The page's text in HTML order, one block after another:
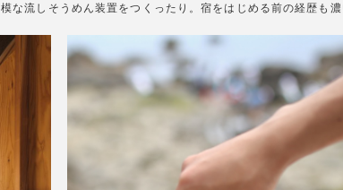
な流しそうめん装置をつくったり。宿をはじめる前の経歴も濃